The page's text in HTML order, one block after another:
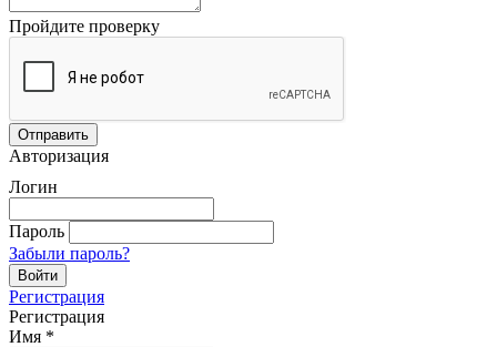
Пройдите проверку
Авторизация
Логин
Пароль
Забыли пароль?
Регистрация
Регистрация
Имя *